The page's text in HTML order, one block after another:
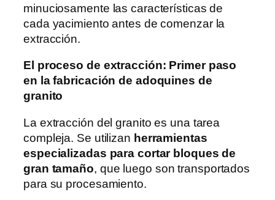
minuciosamente las características de
cada yacimiento antes de comenzar la
extracción.
El proceso de extracción: Primer paso
en la fabricación de adoquines de
granito
La extracción del granito es una tarea
compleja. Se utilizan herramientas
especializadas para cortar bloques de
gran tamaño, que luego son transportados
para su procesamiento.